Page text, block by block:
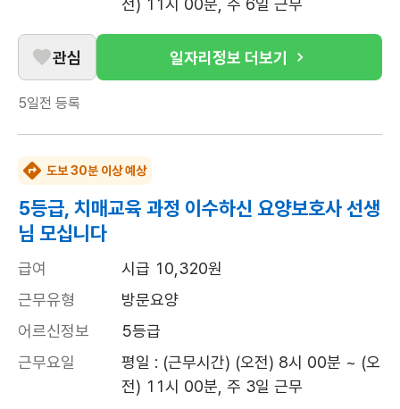
전) 11시 00분, 주 6일 근무
관심 일자리정보 더보기
5일전 등록
도보 30분 이상 예상
5등급, 치매교육 과정 이수하신 요양보호사 선생
님 모십니다
급여
시급 10,320원
근무유형
방문요양
어르신정보
5등급
근무요일
평일 : (근무시간) (오전) 8시 00분 ~ (오
전) 11시 00분, 주 3일 근무